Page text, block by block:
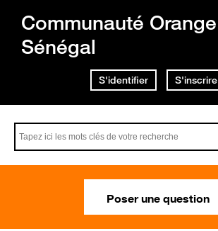
Communauté Orange
Sénégal
S'identifier S'inscrire
Poser une question